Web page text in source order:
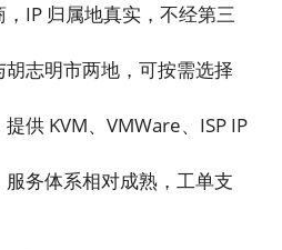
IP 归属地真实，不经第三
志明市两地，可按需选择
供 KVM、VMWare、ISP IP
务体系相对成熟，工单支